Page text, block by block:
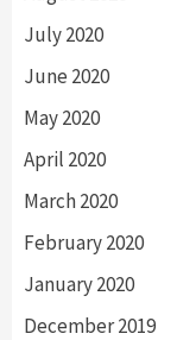
July 2020
June 2020
May 2020
April 2020
March 2020
February 2020
January 2020
December 2019